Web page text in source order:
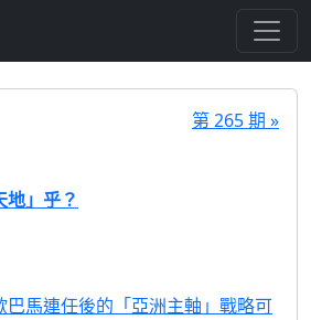
第 265 期 »
地」乎？
巴馬連任後的「亞洲主軸」戰略可